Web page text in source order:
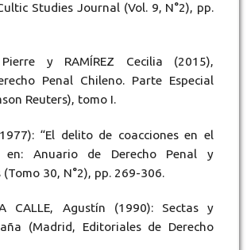
Studies Journal (Vol. 9, N°2), pp.
y RAMÍREZ Cecilia (2015),
Penal Chileno. Parte Especial
Reuters), tomo I.
“El delito de coacciones en el
en: Anuario de Derecho Penal y
(Tomo 30, N°2), pp. 269-306.
CALLE, Agustín (1990): Sectas y
(Madrid, Editoriales de Derecho